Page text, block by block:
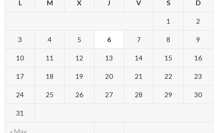
L M X J V S D
« May
1 2
3 4 5 6 7 8 9
10 11 12 13 14 15 16
17 18 19 20 21 22 23
24 25 26 27 28 29 30
31